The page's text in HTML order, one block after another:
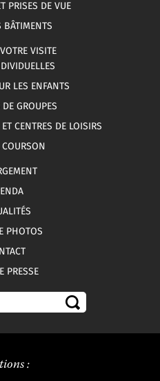
PRISES DE VUE
BÂTIMENTS
VISITE
LES ENFANTS
GROUPES
CENTRES DE LOISIRS
PHOTOS
PRESSE
: